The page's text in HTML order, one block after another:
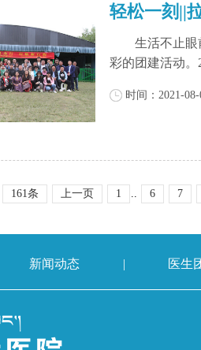
轻松一刻||
生活不止眼前
彩的团建活动。
时间：2021-08-
161条 上一页 1 6 7
新闻动态 | 医生